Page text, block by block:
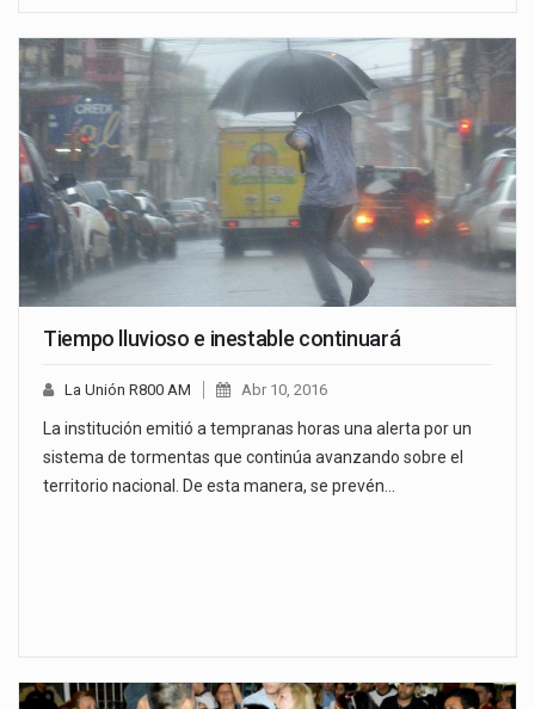
Tiempo lluvioso e inestable continuará
La Unión R800 AM Abr 10, 2016
La institución emitió a tempranas horas una alerta por un
sistema de tormentas que continúa avanzando sobre el
territorio nacional. De esta manera, se prevén…